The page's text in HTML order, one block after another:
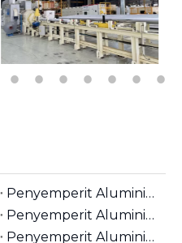
Penyemperit Aluminium Berskala Besar 2,300T | Sesuai untuk Bilet Aluminium φ8 inci | Tugas Berat Ketepatan Tinggi
Penyemperit Aluminium Tugas Berat 1,800T | Sesuai untuk Bilet Aluminium φ7 inci | Khusus Bahagian Besar
Penyemperit Aluminium Pintar 1,800T | Sesuai untuk Bilet Aluminium φ7 inci | Gred Perindustrian Serbaguna